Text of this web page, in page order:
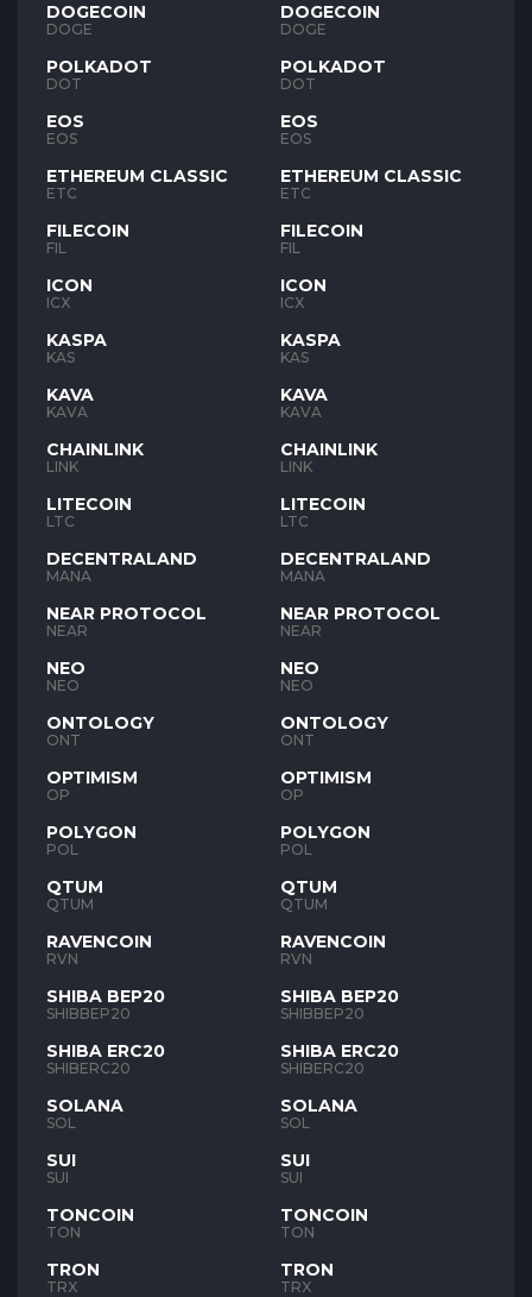
DOGECOIN
DOGE
POLKADOT
DOT
EOS
EOS
ETHEREUM CLASSIC
ETC
FILECOIN
FIL
ICON
ICX
KASPA
KAS
KAVA
KAVA
CHAINLINK
LINK
LITECOIN
LTC
DECENTRALAND
MANA
NEAR PROTOCOL
NEAR
NEO
NEO
ONTOLOGY
ONT
OPTIMISM
OP
POLYGON
POL
QTUM
QTUM
RAVENCOIN
RVN
SHIBA BEP20
SHIBBEP20
SHIBA ERC20
SHIBERC20
SOLANA
SOL
SUI
SUI
TONCOIN
TON
TRON
TRX
DOGECOIN
DOGE
POLKADOT
DOT
EOS
EOS
ETHEREUM CLASSIC
ETC
FILECOIN
FIL
ICON
ICX
KASPA
KAS
KAVA
KAVA
CHAINLINK
LINK
LITECOIN
LTC
DECENTRALAND
MANA
NEAR PROTOCOL
NEAR
NEO
NEO
ONTOLOGY
ONT
OPTIMISM
OP
POLYGON
POL
QTUM
QTUM
RAVENCOIN
RVN
SHIBA BEP20
SHIBBEP20
SHIBA ERC20
SHIBERC20
SOLANA
SOL
SUI
SUI
TONCOIN
TON
TRON
TRX